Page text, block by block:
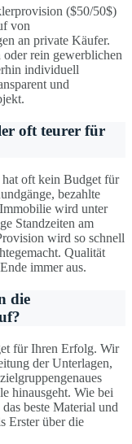
($50/50$)
von
an private Käufer.
rein gewerblichen
individuell
und
oft teurer für
oft kein Budget für
bezahlte
wird unter
Standzeiten am
wird so schnell
Qualität
immer aus.
die
für Ihren Erfolg. Wir
der Unterlagen,
hinausgeht. Wie bei
beste Material und
Erster über die